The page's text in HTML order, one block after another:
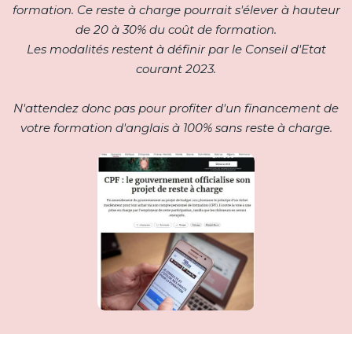
formation. Ce reste à charge pourrait s'élever à hauteur
de 20 à 30% du coût de formation.
Les modalités restent à définir par le Conseil d'Etat
courant 2023.
N'attendez donc pas pour profiter d'un financement de
votre formation d'anglais à 100% sans reste à charge.